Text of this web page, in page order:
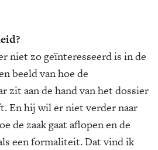
niet zo geïnteresseerd is in de
beeld van hoe de
zit aan de hand van het dossier
En hij wil er niet verder naar
de zaak gaat aflopen en de
een formaliteit. Dat vind ik